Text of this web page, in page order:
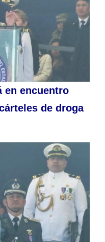
en encuentro
de droga